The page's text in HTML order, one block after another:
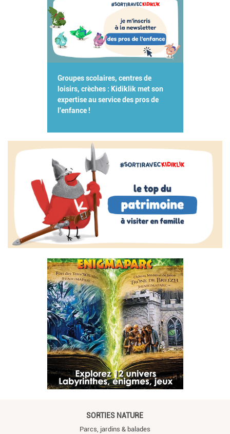
Groupes scolaires, centres de
loisirs, crèches : Kidiklik met son
expertise au service des pros de
l'enfance !
SORTIES NATURE
Parcs, jardins & balades